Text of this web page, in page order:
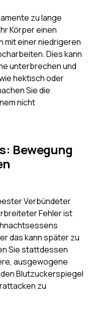
zu lange
Körper einen
mit einer niedrigeren
Dies kann
unterbrechen und
hektisch oder
Sie die
nicht
Bewegung
Verbündeter
Fehler ist
das kann später zu
Sie stattdessen
ausgewogene
Blutzuckerspiegel
zu